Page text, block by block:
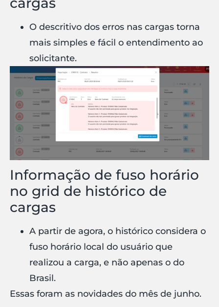
O descritivo dos erros nas cargas torna
mais simples e fácil o entendimento ao
solicitante.
Informação de fuso horário
no grid de histórico de
cargas
A partir de agora, o histórico considera o
fuso horário local do usuário que
realizou a carga, e não apenas o do
Brasil.
Essas foram as novidades do mês de junho.